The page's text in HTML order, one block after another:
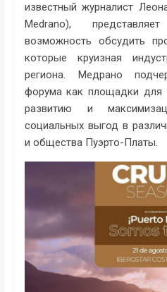
известный журналист
Medrano),
возможность обсудить
которые круизная
региона. Медрано
форума как площадки для
развитию и
социальных выгод в
и общества Пуэрто-Платы.